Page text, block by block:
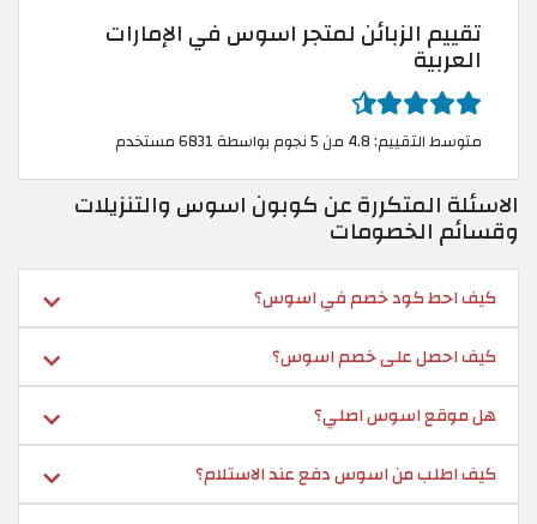
تقييم الزبائن لمتجر اسوس في الإمارات
العربية
متوسط التقييم: 4.8 من 5 نجوم بواسطة 6831 مستخدم
الاسئلة المتكررة عن كوبون اسوس والتنزيلات
وقسائم الخصومات
كيف احط كود خصم في اسوس؟
كيف احصل على خصم اسوس؟
هل موقع اسوس اصلي؟
كيف اطلب من اسوس دفع عند الاستلام؟